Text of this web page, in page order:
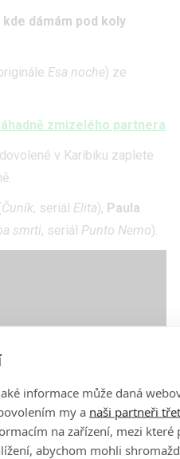
dámám pod koly
Esa noche) ze
zmizelého partnera
v Karibiku zaplete
Čuník, seriál Elita), Paula
smrti, seriál Punto Nemo).
informace může daná
my a naši partneři
na zařízení, mezi které
abychom mohli